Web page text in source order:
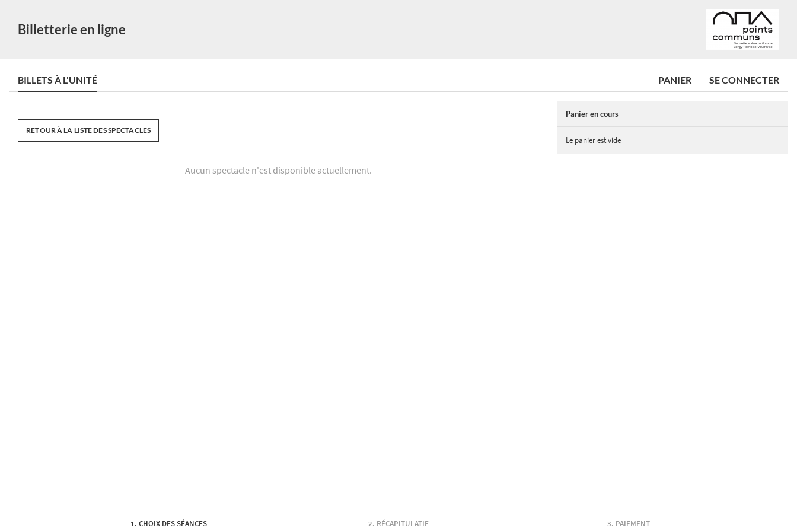
Billetterie en ligne
BILLETS À L'UNITÉ PANIER SE CONNECTER
RETOUR À LA LISTE DES SPECTACLES
Aucun spectacle n'est disponible actuellement.
Panier en cours
Le panier est vide
CHOIX DES SÉANCES RÉCAPITULATIF PAIEMENT